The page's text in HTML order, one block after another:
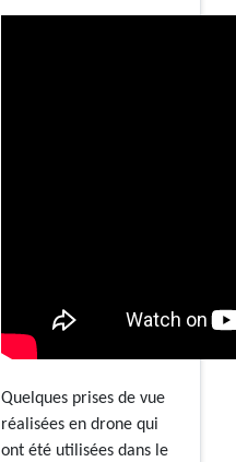
Quelques prises de vue
réalisées en drone qui
ont été utilisées dans le